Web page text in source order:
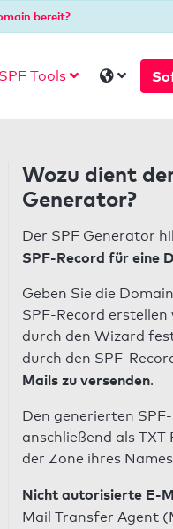
bereit?
SPF Tools
Wozu dient
Generator?
Der SPF Generator
SPF-Record für eine
Geben Sie die
SPF-Record
durch den Wizard
durch den SPF-
Mails zu versenden.
Den generierten
anschließend als TXT
der Zone ihres
Nicht autorisierte E-
Mail Transfer Agent